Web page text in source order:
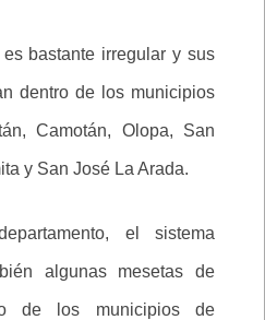
bastante irregular y sus
dentro de los municipios
Camotán, Olopa, San
y San José La Arada.
el sistema
algunas mesetas de
de los municipios de